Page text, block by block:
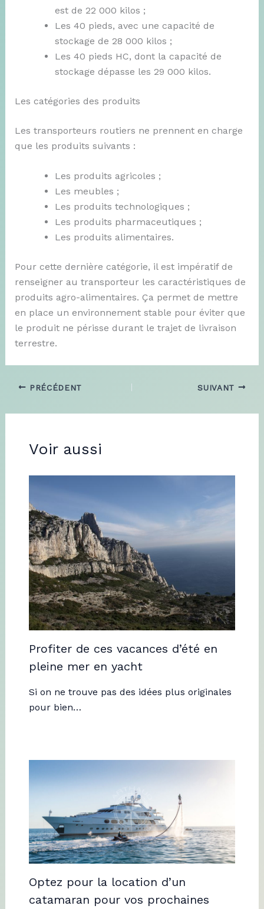
est de 22 000 kilos ;
Les 40 pieds, avec une capacité de
stockage de 28 000 kilos ;
Les 40 pieds HC, dont la capacité de
stockage dépasse les 29 000 kilos.
Les catégories des produits
Les transporteurs routiers ne prennent en charge
que les produits suivants :
Les produits agricoles ;
Les meubles ;
Les produits technologiques ;
Les produits pharmaceutiques ;
Les produits alimentaires.
Pour cette dernière catégorie, il est impératif de
renseigner au transporteur les caractéristiques de
produits agro-alimentaires. Ça permet de mettre
en place un environnement stable pour éviter que
le produit ne périsse durant le trajet de livraison
terrestre.
PRÉCÉDENT SUIVANT
Voir aussi
Profiter de ces vacances d’été en
pleine mer en yacht
Si on ne trouve pas des idées plus originales
pour bien…
Optez pour la location d’un
catamaran pour vos prochaines